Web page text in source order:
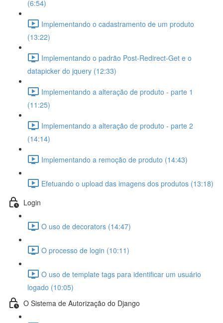
(6:54)
Implementando o cadastramento de um produto
(13:22)
Implementando o padrão Post-Redirect-Get e o
datapicker do jquery (12:33)
Implementando a alteração de produto - parte 1
(11:25)
Implementando a alteração de produto - parte 2
(14:14)
Implementando a remoção de produto (14:43)
Efetuando o upload das imagens dos produtos (13:18)
Login
O uso de decorators (14:47)
O processo de login (10:11)
O uso de template tags para identificar um usuário
logado (10:05)
O Sistema de Autorização do Django